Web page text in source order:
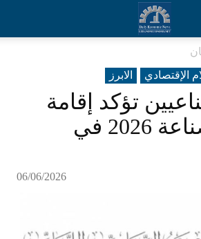
الإقتصادي الابرز
تؤكد إقامة
معرض الصناعة 2026 في
06/06/2026